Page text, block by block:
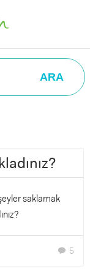
ARA
saklamak
chat 5